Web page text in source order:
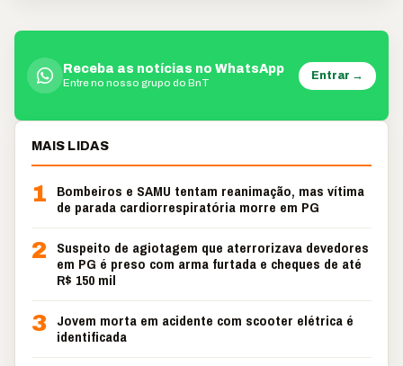
Receba as notícias no WhatsApp
Entre no nosso grupo do BnT
Entrar →
MAIS LIDAS
1
Bombeiros e SAMU tentam reanimação, mas vítima
de parada cardiorrespiratória morre em PG
2
Suspeito de agiotagem que aterrorizava devedores
em PG é preso com arma furtada e cheques de até
R$ 150 mil
3 Jovem morta em acidente com scooter elétrica é
identificada